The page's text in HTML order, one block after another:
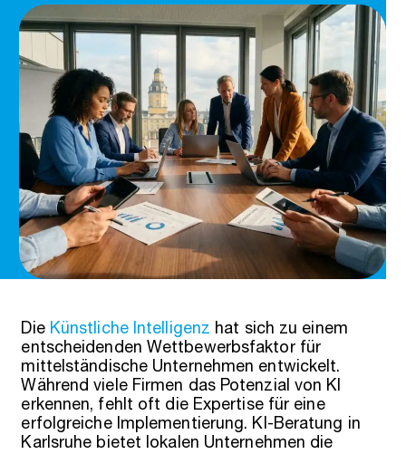
Die Künstliche Intelligenz hat sich zu einem
entscheidenden Wettbewerbsfaktor für
mittelständische Unternehmen entwickelt.
Während viele Firmen das Potenzial von KI
erkennen, fehlt oft die Expertise für eine
erfolgreiche Implementierung. KI-Beratung in
Karlsruhe bietet lokalen Unternehmen die